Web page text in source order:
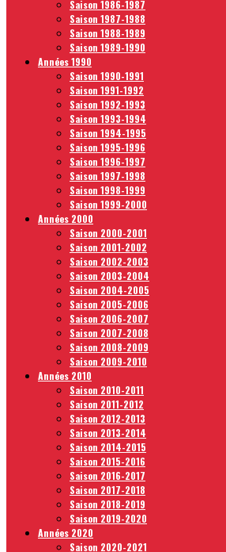
Saison 1986-1987
Saison 1987-1988
Saison 1988-1989
Saison 1989-1990
Années 1990
Saison 1990-1991
Saison 1991-1992
Saison 1992-1993
Saison 1993-1994
Saison 1994-1995
Saison 1995-1996
Saison 1996-1997
Saison 1997-1998
Saison 1998-1999
Saison 1999-2000
Années 2000
Saison 2000-2001
Saison 2001-2002
Saison 2002-2003
Saison 2003-2004
Saison 2004-2005
Saison 2005-2006
Saison 2006-2007
Saison 2007-2008
Saison 2008-2009
Saison 2009-2010
Années 2010
Saison 2010-2011
Saison 2011-2012
Saison 2012-2013
Saison 2013-2014
Saison 2014-2015
Saison 2015-2016
Saison 2016-2017
Saison 2017-2018
Saison 2018-2019
Saison 2019-2020
Années 2020
Saison 2020-2021